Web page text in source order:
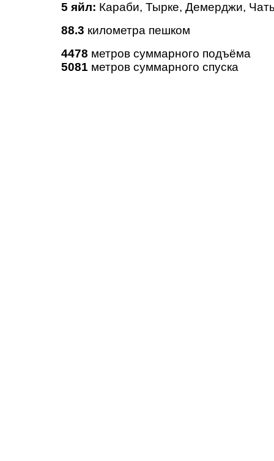
5 яйл: Караби, Тырке, Демерджи,
88.3 километра пешком
4478 метров суммарного подъёма
5081 метров суммарного спуска